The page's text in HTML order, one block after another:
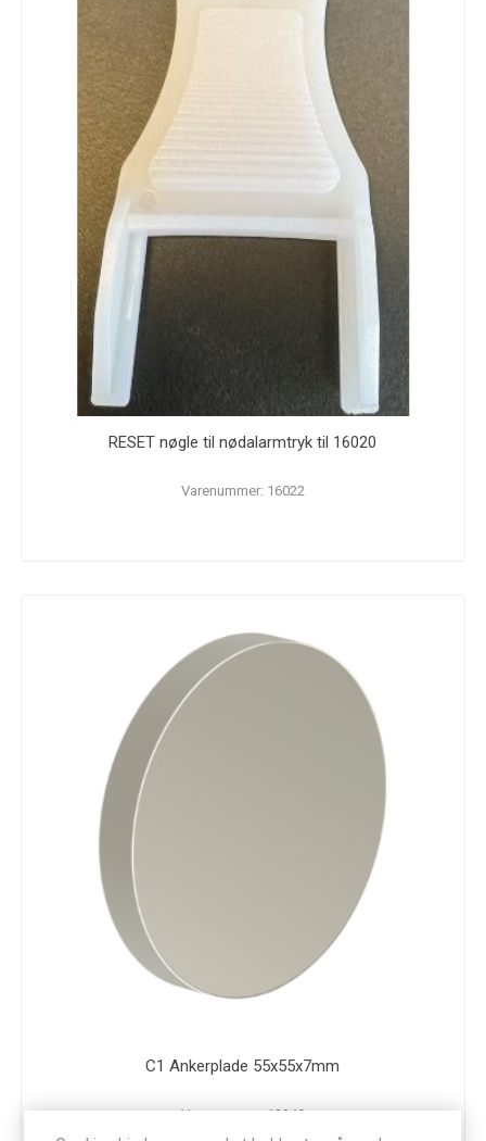
RESET nøgle til nødalarmtryk til 16020
Varenummer: 16022
C1 Ankerplade 55x55x7mm
Varenummer: 12340